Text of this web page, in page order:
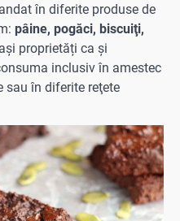
în diferite produse de
pâine, pogăci, biscuiţi,
proprietăți ca și
inclusiv în amestec
sau în diferite reţete